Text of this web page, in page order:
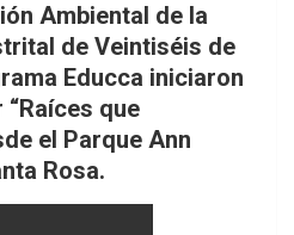
Ambiental de la
de Veintiséis de
Educca iniciaron
que
el Parque Ann
Rosa.